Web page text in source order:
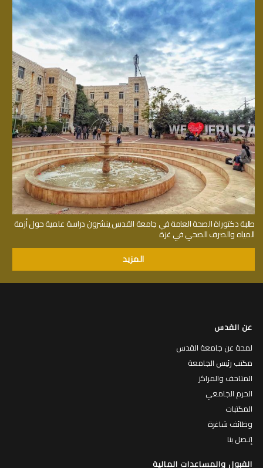
طلبة دكتوراة الصحة العامة في جامعة القدس ينشرون دراسة علمية حول أزمة
المياه والصرف الصحي في غزة
المزيد
عن القدس
لمحة عن جامعة القدس
مكتب رئيس الجامعة
المتاحف والمراكز
الحرم الجامعي
المكتبات
وظائف شاغرة
إتـصل بنا
القبول والمساعدات المالية